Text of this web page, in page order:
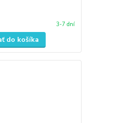
3-7 dní
do košíka